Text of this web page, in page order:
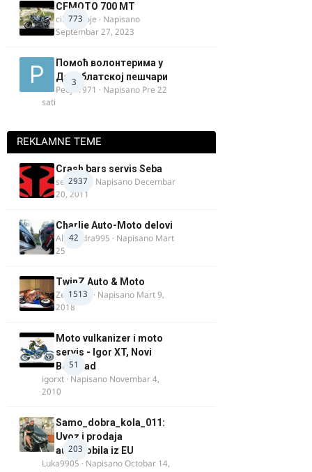
773
CFMOTO 700 MT
cika miloje · Napisano
Septembar 27, 2023
3
Помоћ волонтерима у
Делиблатској пешчари
Pedja1971 · Napisano Pre 22
sati
REKLAMNE TEME
2937
Crash bars servis Seba
seba011 · Napisano Decembar
20, 2011
42
Charlie Auto-Moto delovi
Alexandra995 · Napisano Mart
25
1513
TwinZ Auto & Moto
Zeljkamp · Napisano Mart 9,
2018
51
Moto vulkanizer i moto
servis - Igor XT, Novi
Beograd
igorxt · Napisano Novembar 4,
2010
203
Samo_dobra_kola_011:
Uvoz i prodaja
automobila iz EU
Luka9905 · NapisanoOctobar 14,